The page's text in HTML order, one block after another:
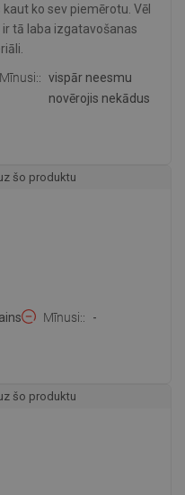
ko sev piemērotu. Vēl
tā laba izgatavošanas
Mīnusi:
vispār neesmu
novērojis nekādus
šo produktu
Mīnusi: -
šo produktu